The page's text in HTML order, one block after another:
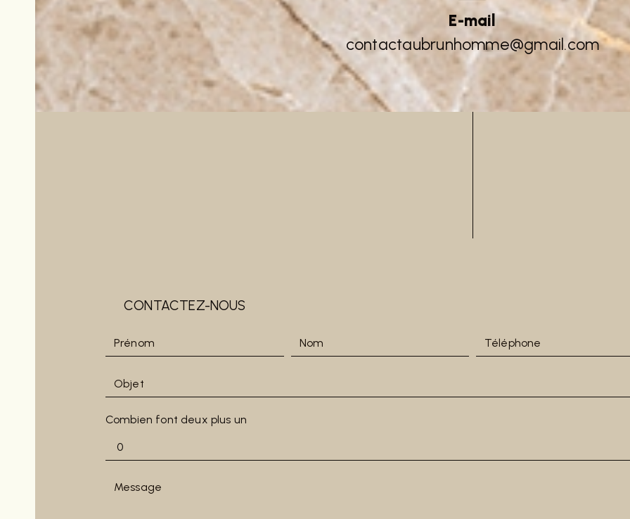
E-mail
contactaubrunhomme@gmail.com
CONTACTEZ-NOUS
Combien font deux plus un